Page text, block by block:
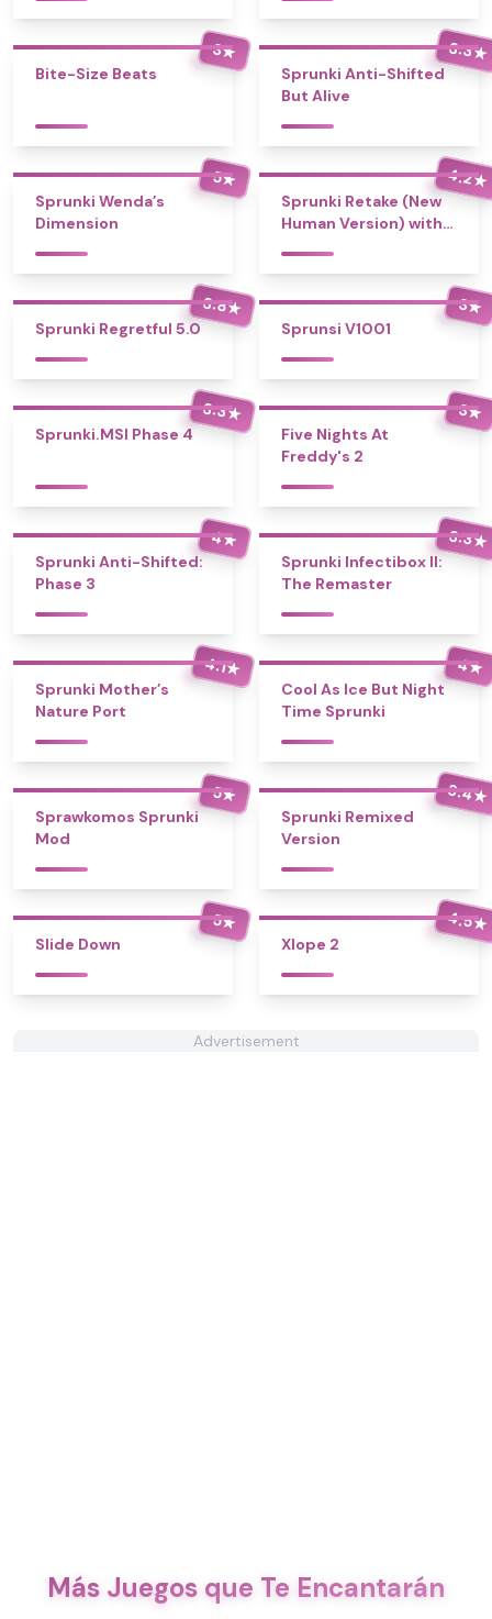
3★
Bite-Size Beats
3.3★
Sprunki Anti-Shifted
But Alive
5★
Sprunki Wenda’s
Dimension
4.2★
Sprunki Retake (New
Human Version) with
3.8★
Sprunki Regretful 5.0
3★
Sprunsi V1001
3.3★
Sprunki.MSI Phase 4
3★
Five Nights At
Freddy's 2
4★
Sprunki Anti-Shifted:
Phase 3
3.3★
Sprunki Infectibox II:
The Remaster
4.1★
Sprunki Mother’s
Nature Port
4★
Cool As Ice But Night
Time Sprunki
5★
Sprawkomos Sprunki
Mod
3.4★
Sprunki Remixed
Version
5★
Slide Down
4.5★
Xlope 2
Advertisement
Más Juegos que Te Encantarán